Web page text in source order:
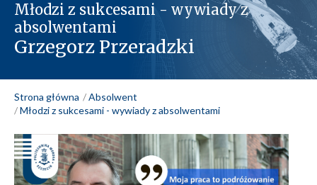
Młodzi z sukcesami - wywiady z
absolwentami
Grzegorz Przeradzki
Strona główna
Absolwent
Młodzi z sukcesami - wywiady z absolwentami